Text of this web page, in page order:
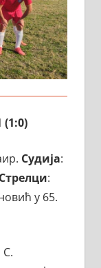
(1:0)
Судија:
Стрелци:
у 65.
С.